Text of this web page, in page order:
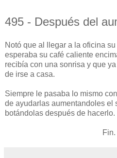
495 - Después del
Notó que al llegar a la oficina
esperaba su café caliente
recibía con una sonrisa y que
de irse a casa.
Siempre le pasaba lo mismo
de ayudarlas aumentandoles el
botándolas después de hacerlo.
Fin.